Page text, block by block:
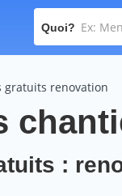
Quoi?
gratuits renovation
: